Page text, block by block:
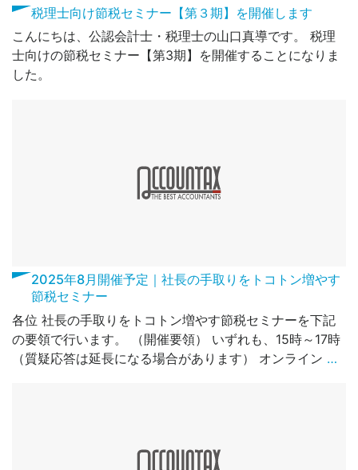
税理士向け節税セミナー【第３期】を開催します
こんにちは、公認会計士・税理士の山口真導です。 税理
士向けの節税セミナー【第3期】を開催することになりま
した。
2025年8月開催予定｜社長の手取りをトコトン増やす
節税セミナー
各位 社長の手取りをトコトン増やす節税セミナーを下記
の要領で行います。 （開催要領） いずれも、15時～17時
（質疑応答は延長になる場合があります） オンライン …